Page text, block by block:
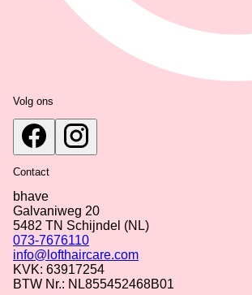
Volg ons
Contact
bhave
Galvaniweg 20
5482 TN Schijndel (NL)
073-7676110
info@lofthaircare.com
KVK: 63917254
BTW Nr.: NL855452468B01